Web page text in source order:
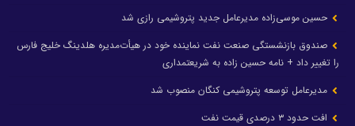
حسین موسی‌زاده مدیرعامل جدید پتروشیمی رازی شد
صندوق بازنشستگی صنعت نفت نماینده خود در هیأت‌مدیره هلدینگ خلیج فارس
را تغییر داد + نامه حسین زاده به شریعتمداری
مدیرعامل توسعه پتروشیمی کنگان منصوب شد
افت حدود ۳ درصدی قیمت نفت